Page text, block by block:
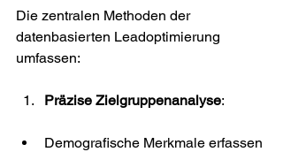
Die zentralen Methoden der
datenbasierten Leadoptimierung
umfassen:
Präzise Zielgruppenanalyse:
Demografische Merkmale erfassen